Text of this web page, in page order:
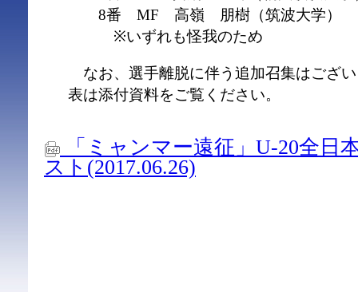
8番 MF 高嶺 朋樹（筑波大学）
※いずれも怪我のため
なお、選手離脱に伴う追加召集はござ
表は添付資料をご覧ください。
「ミャンマー遠征」U-20全日
スト(2017.06.26)